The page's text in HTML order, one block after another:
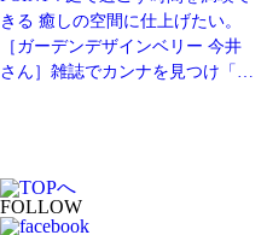
きる 癒しの空間に仕上げたい。
［ガーデンデザインベリー 今井
さん］雑誌でカンナを見つけ「物
があり、中でも大きな鉢の寄せ植
えがとても上手に作られていたの
FOLLOW